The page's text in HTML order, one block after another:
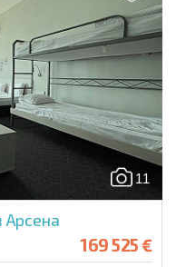
11
Арсена
169 525 €